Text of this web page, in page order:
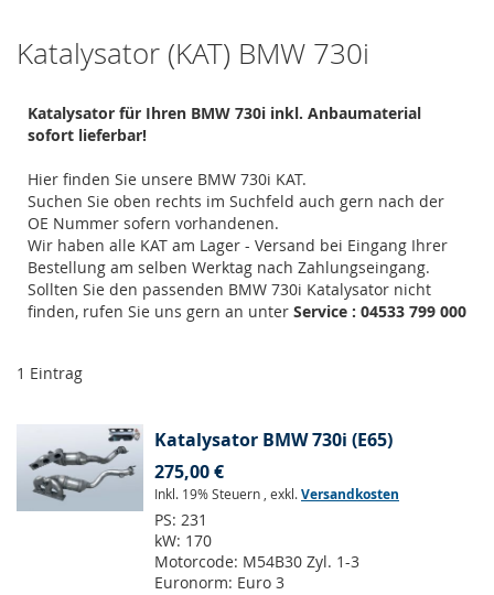
Katalysator (KAT) BMW 730i
Katalysator für Ihren BMW 730i inkl. Anbaumaterial
sofort lieferbar!
Hier finden Sie unsere BMW 730i KAT.
Suchen Sie oben rechts im Suchfeld auch gern nach der
OE Nummer sofern vorhandenen.
Wir haben alle KAT am Lager - Versand bei Eingang Ihrer
Bestellung am selben Werktag nach Zahlungseingang.
Sollten Sie den passenden BMW 730i Katalysator nicht
finden, rufen Sie uns gern an unter Service : 04533 799 000
1 Eintrag
Katalysator BMW 730i (E65)
275,00 €
Inkl. 19% Steuern , exkl.Versandkosten
PS: 231
kW: 170
Motorcode: M54B30 Zyl. 1-3
Euronorm: Euro 3